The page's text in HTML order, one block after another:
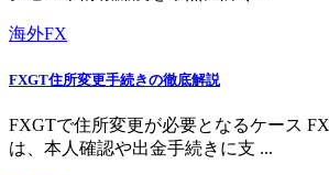
海外FX
FXGT住所変更手続きの徹底解説
FXGTで住所変更が必要となるケース
は、本人確認や出金手続きに支 ...